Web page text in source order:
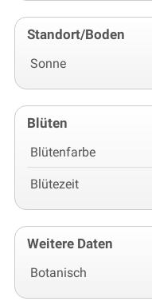
Standort/Boden
Sonne
Blüten
Blütenfarbe
Blütezeit
Weitere Daten
Botanisch